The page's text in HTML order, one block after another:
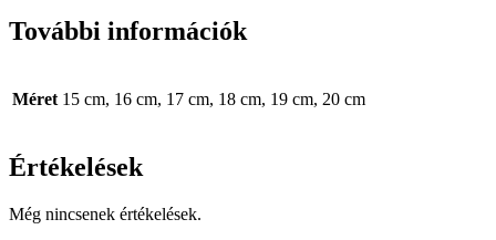
További információk
Méret 15 cm, 16 cm, 17 cm, 18 cm, 19 cm, 20 cm
Értékelések
Még nincsenek értékelések.